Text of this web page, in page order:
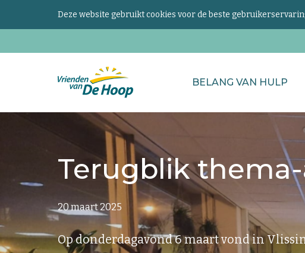
Deze website gebruikt cookies voor de beste
de
homepage
BELANG VAN HULP
naar...
Terugblik
20 maart 2025
Op donderdagavond 6 maart vond in